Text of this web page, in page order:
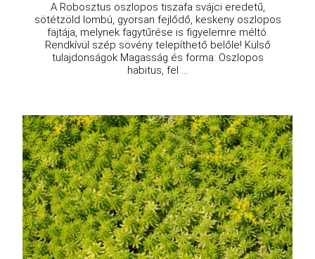
A Robosztus oszlopos tiszafa svájci eredetű,
sötétzöld lombú, gyorsan fejlődő, keskeny oszlopos
fajtája, melynek fagytűrése is figyelemre méltó.
Rendkívül szép sövény telepíthető belőle! Külső
tulajdonságok Magasság és forma: Oszlopos
habitus, fel ...